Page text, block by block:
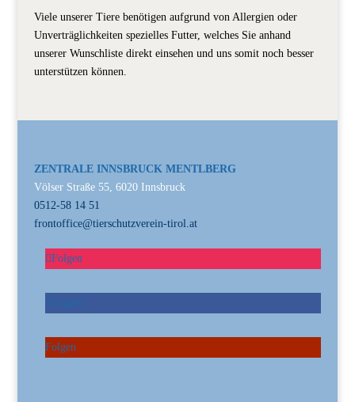
Viele unserer Tiere benötigen aufgrund von Allergien oder
Unverträglichkeiten spezielles Futter, welches Sie anhand
unserer Wunschliste direkt einsehen und uns somit noch besser
unterstützen können.
ZENTRALE INNSBRUCK MENTLBERG
Völser Straße 55, 6020 Innsbruck
0512-58 14 51
frontoffice@tierschutzverein-tirol.at
Folgen
Folgen
Folgen